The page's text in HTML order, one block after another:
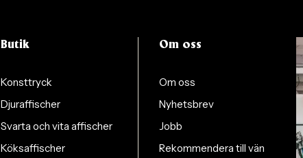
Butik
Konsttryck
Djuraffischer
Svarta och vita affischer
Köksaffischer
Om oss
Om oss
Nyhetsbrev
Jobb
Rekommendera till vän